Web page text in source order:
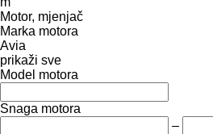
Motor, mjenjač
Marka motora
Avia
prikaži sve
Model motora
Snaga motora
–